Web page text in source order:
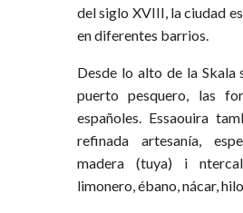
del siglo XVIII, la ciudad
en diferentes barrios.
Desde lo alto de la Skala
puerto pesquero, las
españoles. Essaouira
refinada artesanía,
madera (tuya) i
limonero, ébano, nácar,